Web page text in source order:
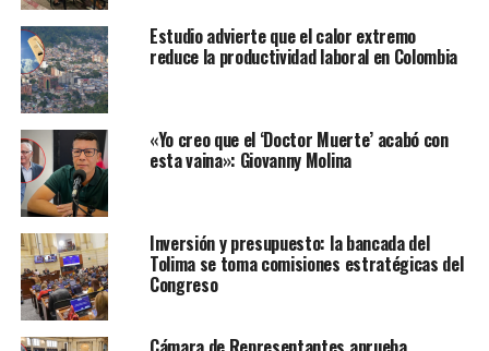
Estudio advierte que el calor extremo
reduce la productividad laboral en Colombia
«Yo creo que el ‘Doctor Muerte’ acabó con
esta vaina»: Giovanny Molina
Inversión y presupuesto: la bancada del
Tolima se toma comisiones estratégicas del
Congreso